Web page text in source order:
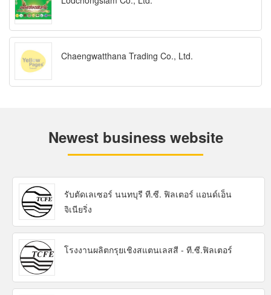
Chaengwatthana Trading Co., Ltd.
Newest business website
รับตัดเลเซอร์ นนทบุรี ที.ซี. ฟิลเตอร์ แอนด์เอ็น
จิเนียริ่ง
โรงงานผลิตกรุยเชิงสแตนเลสสี - ที.ซี.ฟิลเตอร์